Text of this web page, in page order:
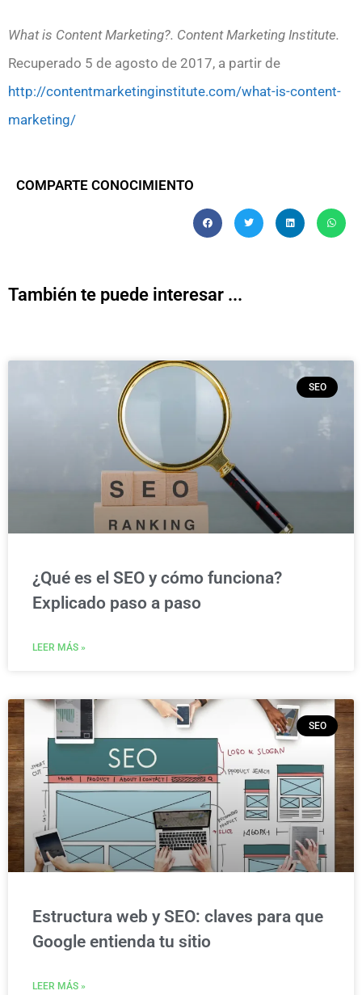
What is Content Marketing?. Content Marketing Institute.
Recuperado 5 de agosto de 2017, a partir de
http://contentmarketinginstitute.com/what-is-content-
marketing/
COMPARTE CONOCIMIENTO
También te puede interesar ...
SEO
¿Qué es el SEO y cómo funciona?
Explicado paso a paso
LEER MÁS »
SEO
Estructura web y SEO: claves para que
Google entienda tu sitio
LEER MÁS »